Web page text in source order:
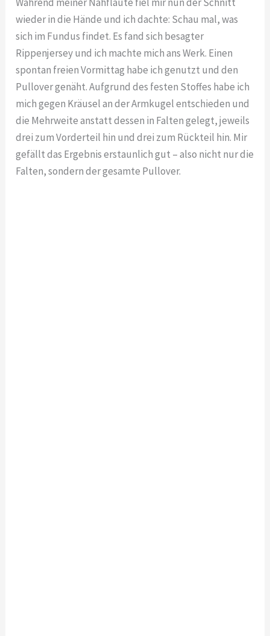
wieder in die Hände und ich dachte: Schau mal, was
sich im Fundus findet. Es fand sich besagter
Rippenjersey und ich machte mich ans Werk. Einen
spontan freien Vormittag habe ich genutzt und den
Pullover genäht. Aufgrund des festen Stoffes habe ich
mich gegen Kräusel an der Armkugel entschieden und
die Mehrweite anstatt dessen in Falten gelegt, jeweils
drei zum Vorderteil hin und drei zum Rückteil hin. Mir
gefällt das Ergebnis erstaunlich gut – also nicht nur die
Falten, sondern der gesamte Pullover.